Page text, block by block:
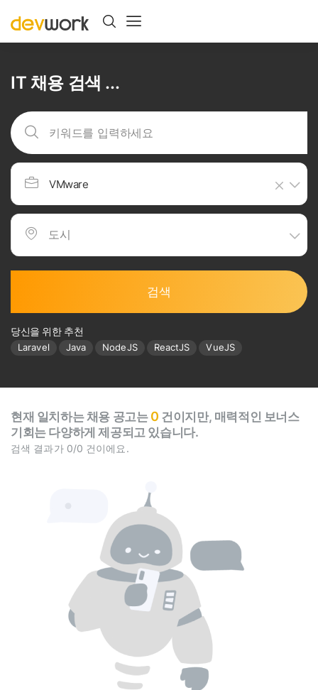
IT 채용 검색 ...
VMware
검색
당신을 위한 추천
Laravel Java NodeJS ReactJS VueJS
현재 일치하는 채용 공고는 0 건이지만, 매력적인 보너스
기회는 다양하게 제공되고 있습니다.
검색 결과가 0/0 건이에요.